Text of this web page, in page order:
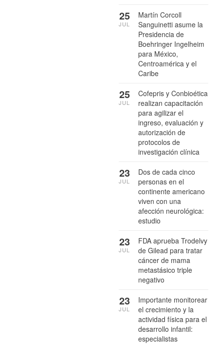
Martín Corcoll
Sanguinetti asume la
Presidencia de
Boehringer Ingelheim
para México,
Centroamérica y el
Caribe
25
JUL
Cofepris y Conbioética
realizan capacitación
para agilizar el
ingreso, evaluación y
autorización de
protocolos de
investigación clínica
25
JUL
Dos de cada cinco
personas en el
continente americano
viven con una
afección neurológica:
estudio
23
JUL
FDA aprueba Trodelvy
de Gilead para tratar
cáncer de mama
metastásico triple
negativo
23
JUL
Importante monitorear
el crecimiento y la
actividad física para el
desarrollo infantil:
especialistas
23
JUL